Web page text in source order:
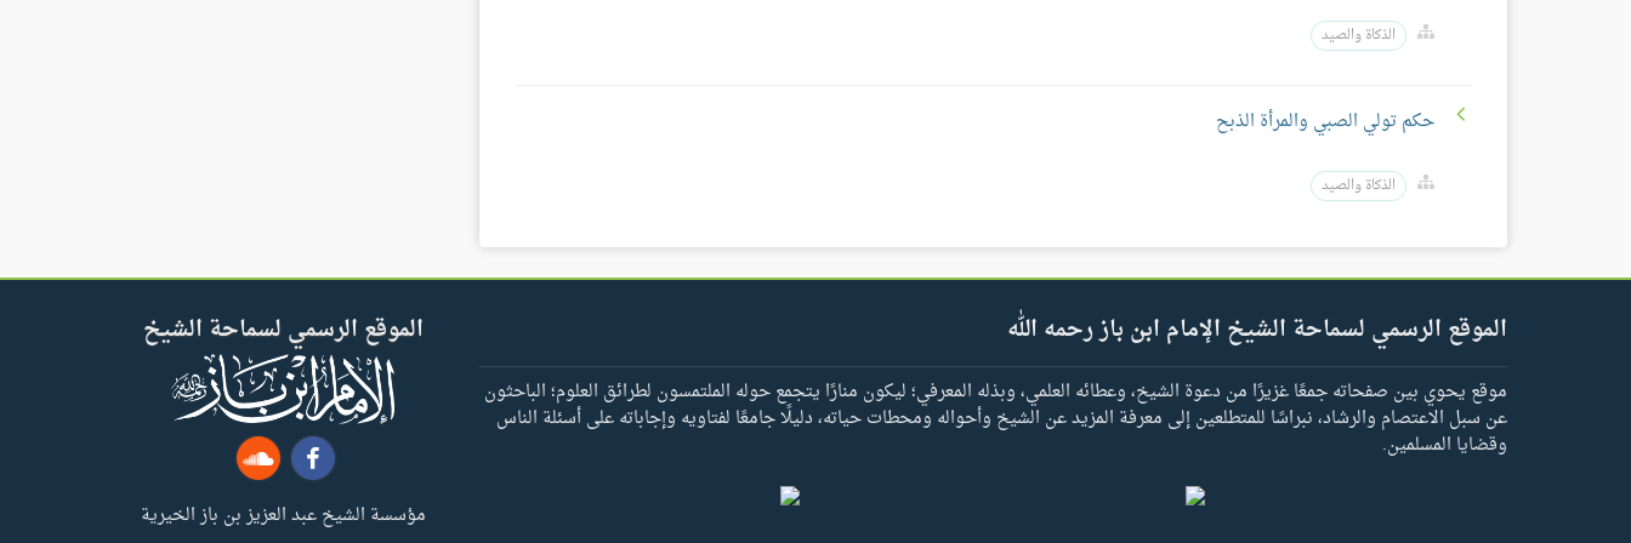
الذكاة والصيد
حكم تولي الصبي والمرأة الذبح
الذكاة والصيد
الموقع الرسمي لسماحة الشيخ الإمام ابن باز رحمه الله
موقع يحوي بين صفحاته جمعًا غزيرًا من دعوة الشيخ، وعطائه العلمي، وبذله المعرفي؛ ليكون منارًا يتجمع حوله الملتمسون لطرائق العلوم؛ الباحثون
عن سبل الاعتصام والرشاد، نبراسًا للمتطلعين إلى معرفة المزيد عن الشيخ وأحواله ومحطات حياته، دليلًا جامعًا لفتاويه وإجاباته على أسئلة الناس
وقضايا المسلمين.
الموقع الرسمي لسماحة الشيخ
مؤسسة الشيخ عبد العزيز بن باز الخيرية